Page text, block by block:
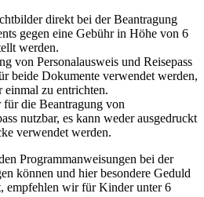
direkt bei der Beantragung
gegen eine Gebühr in Höhe von 6
werden.
von Personalausweis und Reisepass
beide Dokumente verwendet werden,
einmal zu entrichten.
die Beantragung von
nutzbar, es kann weder ausgedruckt
verwendet werden.
Programmanweisungen bei der
können und hier besondere Geduld
empfehlen wir für Kinder unter 6